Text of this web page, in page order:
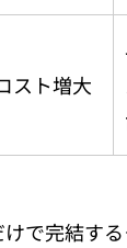
スト増大
で完結す